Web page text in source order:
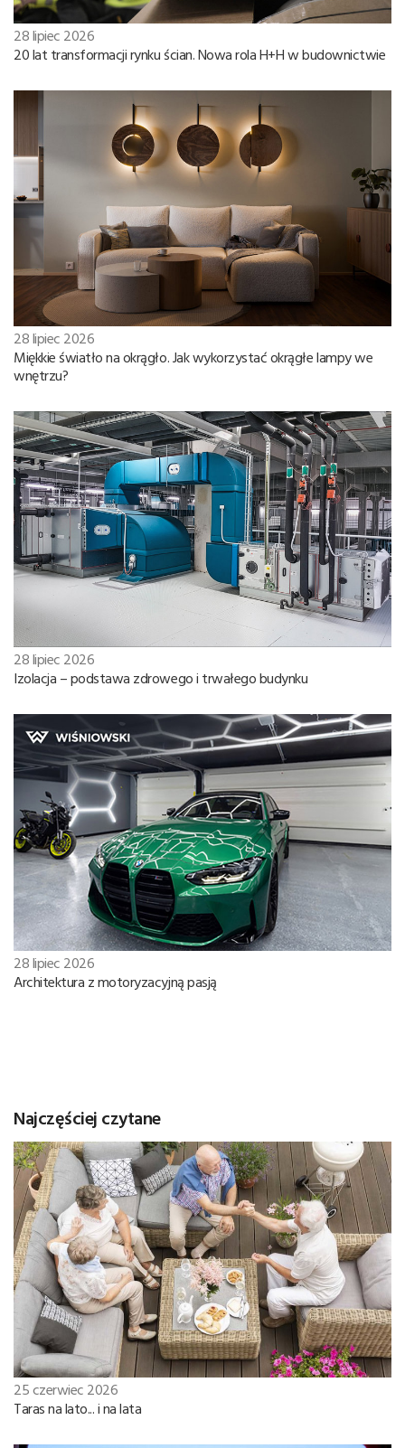
28 lipiec 2026
20 lat transformacji rynku ścian. Nowa rola H+H w budownictwie
28 lipiec 2026
Miękkie światło na okrągło. Jak wykorzystać okrągłe lampy we
wnętrzu?
28 lipiec 2026
Izolacja – podstawa zdrowego i trwałego budynku
28 lipiec 2026
Architektura z motoryzacyjną pasją
Najczęściej czytane
25 czerwiec 2026
Taras na lato... i na lata